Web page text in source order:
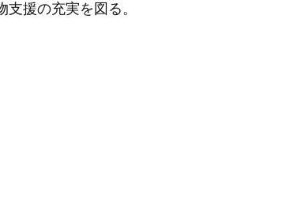
援の充実を図る。